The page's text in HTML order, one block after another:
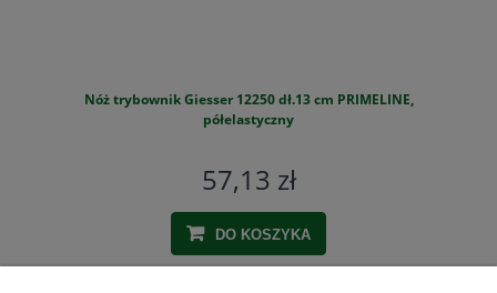
Nóż trybownik Giesser 12250 dł.13 cm PRIMELINE,
półelastyczny
57,13 zł
DO KOSZYKA